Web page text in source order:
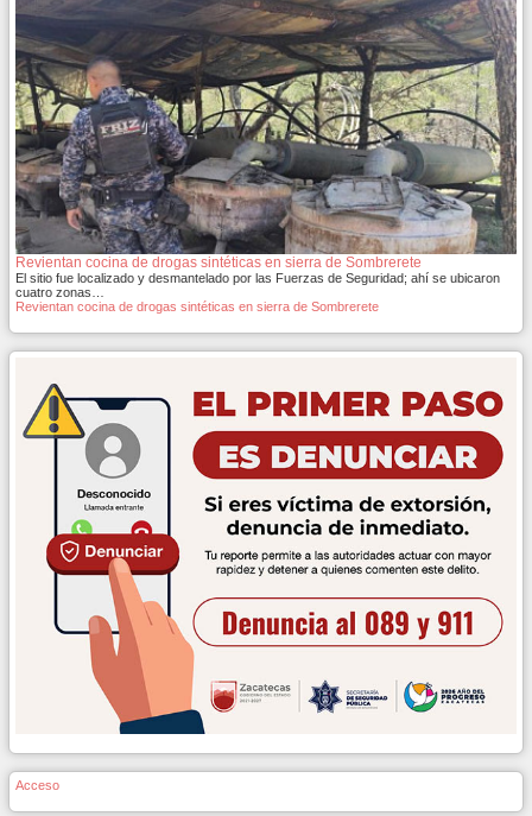
Revientan cocina de drogas sintéticas en sierra de Sombrerete
El sitio fue localizado y desmantelado por las Fuerzas de Seguridad; ahí se ubicaron
cuatro zonas…
Revientan cocina de drogas sintéticas en sierra de Sombrerete
Acceso